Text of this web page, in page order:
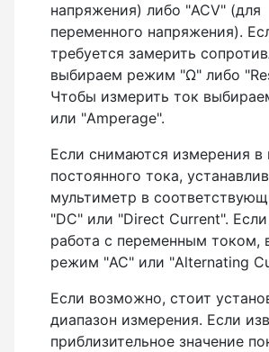
напряжения) либо "ACV" (для
переменного напряжения).
требуется замерить
выбираем режим "Ω" либо
Чтобы измерить ток
или "Amperage".
Если снимаются измерения в
постоянного тока,
мультиметр в
"DC" или "Direct Current".
работа с переменным током,
режим "AC" или "Alternating
Если возможно, стоит
диапазон измерения. Если
приблизительное значение